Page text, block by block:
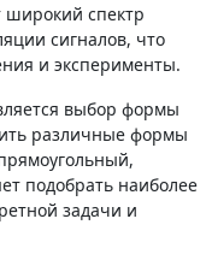
широкий спектр
сигналов, что
и эксперименты.
выбор формы
различные формы
подобрать наиболее
задачи и